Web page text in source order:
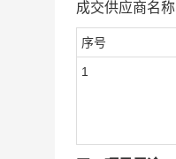
成交供应商名
序号
1